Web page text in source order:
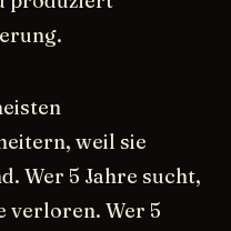
weil sie
Wer 5 Jahre sucht,
verloren. Wer 5